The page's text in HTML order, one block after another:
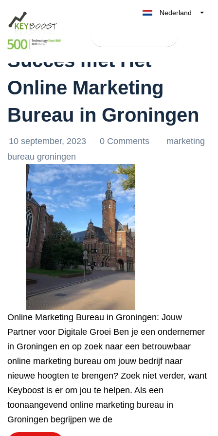
Nederland
België
Italia
Boost je Online
Succes met Hét
Online Marketing
Bureau in Groningen
10 september, 2023 0 Comments
marketing
bureau groningen
Online Marketing Bureau in Groningen: Jouw
Partner voor Digitale Groei Ben je een ondernemer
in Groningen en op zoek naar een betrouwbaar
online marketing bureau om jouw bedrijf naar
nieuwe hoogten te brengen? Zoek niet verder, want
Keyboost is er om jou te helpen. Als een
toonaangevend online marketing bureau in
Groningen begrijpen we de